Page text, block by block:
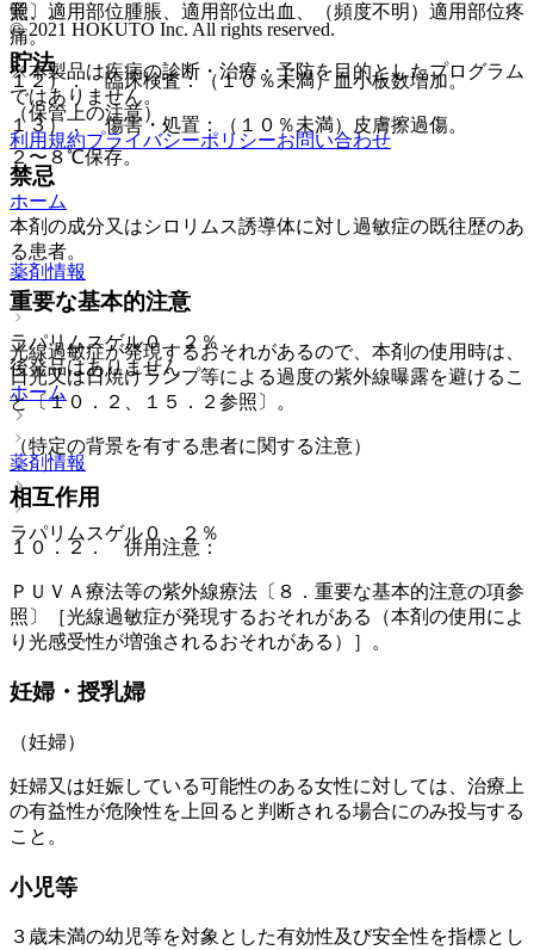
照〕。
貯法
（保管上の注意）
２〜８℃保存。
ホーム
薬剤情報
ラパリムスゲル０．２％
後発品はありません
ホーム
薬剤情報
ラパリムスゲル０．２％
覚、適用部位腫脹、適用部位出血、（頻度不明）適用部位疼
痛。
１２）． 臨床検査：（１０％未満）血小板数増加。
１３）． 傷害・処置：（１０％未満）皮膚擦過傷。
禁忌
本剤の成分又はシロリムス誘導体に対し過敏症の既往歴のあ
る患者。
重要な基本的注意
光線過敏症が発現するおそれがあるので、本剤の使用時は、
日光又は日焼けランプ等による過度の紫外線曝露を避けるこ
と〔１０．２、１５．２参照〕。
（特定の背景を有する患者に関する注意）
相互作用
１０．２． 併用注意：
ＰＵＶＡ療法等の紫外線療法〔８．重要な基本的注意の項参
照〕［光線過敏症が発現するおそれがある（本剤の使用によ
り光感受性が増強されるおそれがある）］。
妊婦・授乳婦
（妊婦）
妊婦又は妊娠している可能性のある女性に対しては、治療上
の有益性が危険性を上回ると判断される場合にのみ投与する
こと。
小児等
３歳未満の幼児等を対象とした有効性及び安全性を指標とし
© 2021 HOKUTO Inc. All rights reserved.
※本製品は疾病の診断・治療・予防を目的としたプログラム
ではありません。
利用規約プライバシーポリシーお問い合わせ